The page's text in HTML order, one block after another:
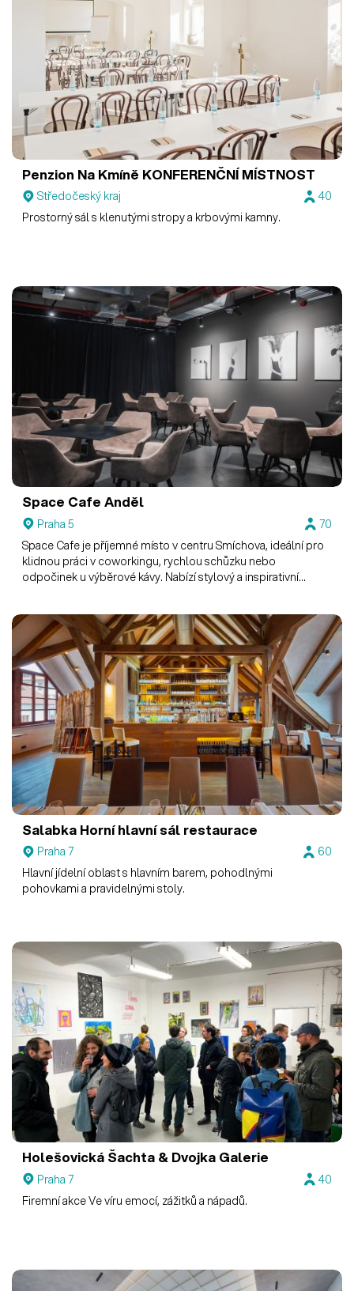
Penzion Na Kmíně KONFERENČNÍ MÍSTNOST
Středočeský kraj
40
Prostorný sál s klenutými stropy a krbovými kamny.
Space Cafe Anděl
Praha 5
70
Space Cafe je příjemné místo v centru Smíchova, ideální pro
klidnou práci v coworkingu, rychlou schůzku nebo
odpočinek u výběrové kávy. Nabízí stylový a inspirativní
Salabka Horní hlavní sál restaurace
Praha 7
60
Hlavní jídelní oblast s hlavním barem, pohodlnými
pohovkami a pravidelnými stoly.
Holešovická Šachta & Dvojka Galerie
Praha 7
40
Firemní akce Ve víru emocí, zážitků a nápadů.